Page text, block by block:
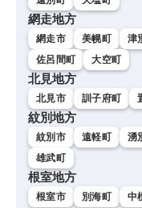
網走地方
網走市 美幌町 津
佐呂間町
大空町
北見地方
北見市 訓子府町
紋別地方
紋別市 遠軽町 湧
雄武町
根室地方
根室市 別海町 中